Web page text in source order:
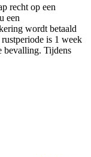
recht op een
een
wordt betaald
is 1 week
bevalling. Tijdens